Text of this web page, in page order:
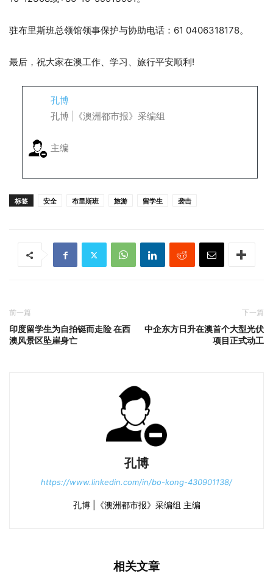
驻布里斯班总领馆领事保护与协助电话：61 0406318178。
最后，祝大家在澳工作、学习、旅行平安顺利!
孔博
孔博 |《澳洲都市报》采编组
主编
标签 安全 布里斯班 旅游 留学生 袭击
前一篇
印度留学生为自拍铤而走险 在西
澳风景区坠崖身亡
下一篇
中企东方日升在澳首个大型光伏
项目正式动工
孔博
https://www.linkedin.com/in/bo-kong-430901138/
孔博 |《澳洲都市报》采编组 主编
相关文章